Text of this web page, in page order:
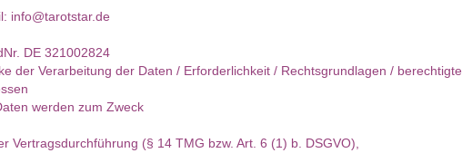
info@tarotstar.de
DE 321002824
der Verarbeitung der Daten / Erforderlichkeit / Rechtsgrundlagen / berechtigte
werden zum Zweck
(§ 14 TMG bzw. Art. 6 (1) b. DSGVO),